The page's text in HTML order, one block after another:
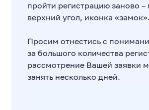
пройти регистрацию заново –
верхний угол, иконка «замок».
Просим отнестись с
за большого количества
рассмотрение Вашей заявки
занять несколько дней.